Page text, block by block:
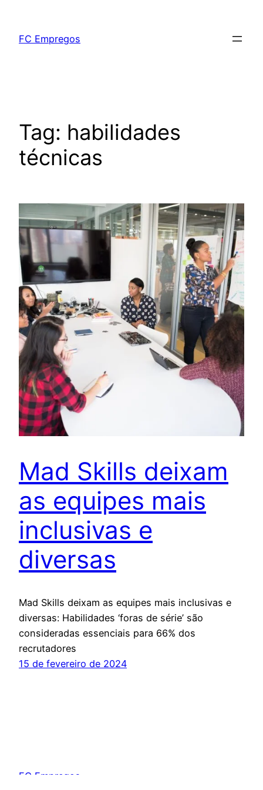
FC Empregos
Tag: habilidades
técnicas
Mad Skills deixam
as equipes mais
inclusivas e
diversas
Mad Skills deixam as equipes mais inclusivas e
diversas: Habilidades ‘foras de série’ são
consideradas essenciais para 66% dos
recrutadores
15 de fevereiro de 2024
FC Empregos